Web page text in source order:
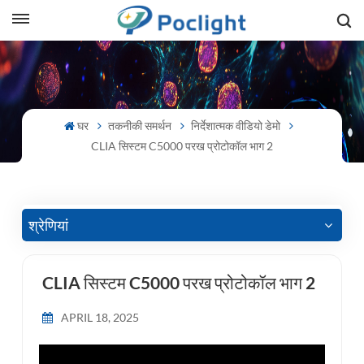
घर तकनीकी समर्थन
निर्देशात्मक वीडियो डेमो
CLIA सिस्टम C5000 परख प्रोटोकॉल भाग 2
श्रेणियां
CLIA सिस्टम C5000 परख प्रोटोकॉल भाग 2
APRIL 18, 2025